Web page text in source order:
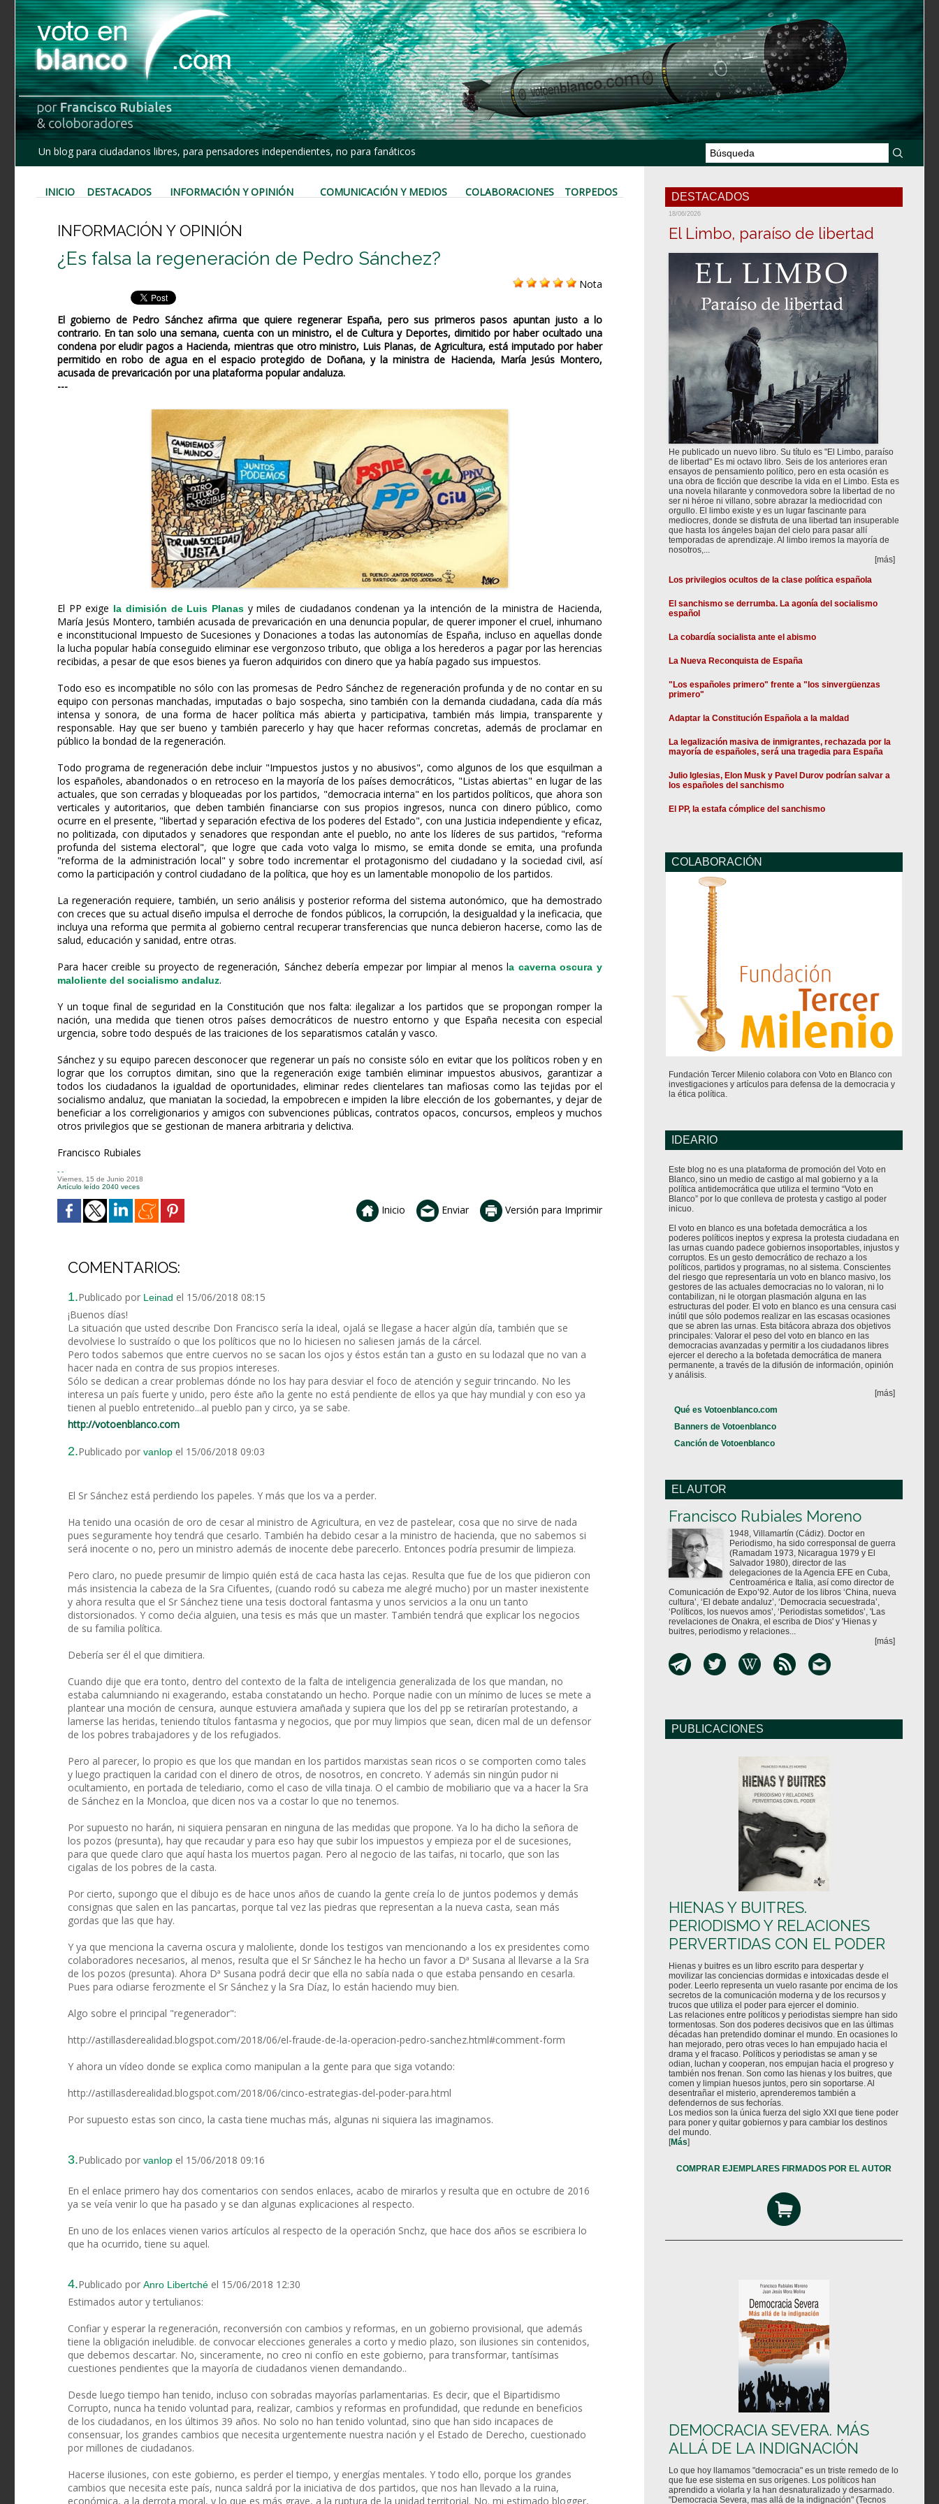
Un blog para ciudadanos libres, para pensadores independientes, no para fanáticos
INICIO DESTACADOS INFORMACIÓN Y OPINIÓN COMUNICACIÓN Y MEDIOS COLABORACIONES TORPEDOS
INFORMACIÓN Y OPINIÓN
¿Es falsa la regeneración de Pedro Sánchez?
Nota
El gobierno de Pedro Sánchez afirma que quiere regenerar España, pero sus primeros pasos apuntan justo a lo
contrario. En tan solo una semana, cuenta con un ministro, el de Cultura y Deportes, dimitido por haber ocultado una
condena por eludir pagos a Hacienda, mientras que otro ministro, Luis Planas, de Agricultura, está imputado por haber
permitido en robo de agua en el espacio protegido de Doñana, y la ministra de Hacienda, María Jesús Montero,
acusada de prevaricación por una plataforma popular andaluza.
---
El PP exige la dimisión de Luis Planasy miles de ciudadanos condenan ya la intención de la ministra de Hacienda,
María Jesús Montero, también acusada de prevaricación en una denuncia popular, de querer imponer el cruel, inhumano
e inconstitucional Impuesto de Sucesiones y Donaciones a todas las autonomías de España, incluso en aquellas donde
la lucha popular había conseguido eliminar ese vergonzoso tributo, que obliga a los herederos a pagar por las herencias
recibidas, a pesar de que esos bienes ya fueron adquiridos con dinero que ya había pagado sus impuestos.
Todo eso es incompatible no sólo con las promesas de Pedro Sánchez de regeneración profunda y de no contar en su
equipo con personas manchadas, imputadas o bajo sospecha, sino también con la demanda ciudadana, cada día más
intensa y sonora, de una forma de hacer política más abierta y participativa, también más limpia, transparente y
responsable. Hay que ser bueno y también parecerlo y hay que hacer reformas concretas, además de proclamar en
público la bondad de la regeneración.
Todo programa de regeneración debe incluir "Impuestos justos y no abusivos", como algunos de los que esquilman a
los españoles, abandonados o en retroceso en la mayoría de los países democráticos, "Listas abiertas" en lugar de las
actuales, que son cerradas y bloqueadas por los partidos, "democracia interna" en los partidos políticos, que ahora son
verticales y autoritarios, que deben también financiarse con sus propios ingresos, nunca con dinero público, como
ocurre en el presente, "libertad y separación efectiva de los poderes del Estado", con una Justicia independiente y eficaz,
no politizada, con diputados y senadores que respondan ante el pueblo, no ante los líderes de sus partidos, "reforma
profunda del sistema electoral", que logre que cada voto valga lo mismo, se emita donde se emita, una profunda
"reforma de la administración local" y sobre todo incrementar el protagonismo del ciudadano y la sociedad civil, así
como la participación y control ciudadano de la política, que hoy es un lamentable monopolio de los partidos.
La regeneración requiere, también, un serio análisis y posterior reforma del sistema autonómico, que ha demostrado
con creces que su actual diseño impulsa el derroche de fondos públicos, la corrupción, la desigualdad y la ineficacia, que
incluya una reforma que permita al gobierno central recuperar transferencias que nunca debieron hacerse, como las de
salud, educación y sanidad, entre otras.
Para hacer creible su proyecto de regeneración, Sánchez debería empezar por limpiar al menos la caverna oscura y
maloliente del socialismo andaluz.
Y un toque final de seguridad en la Constitución que nos falta: ilegalizar a los partidos que se propongan romper la
nación, una medida que tienen otros países democráticos de nuestro entorno y que España necesita con especial
urgencia, sobre todo después de las traiciones de los separatismos catalán y vasco.
Sánchez y su equipo parecen desconocer que regenerar un país no consiste sólo en evitar que los políticos roben y en
lograr que los corruptos dimitan, sino que la regeneración exige también eliminar impuestos abusivos, garantizar a
todos los ciudadanos la igualdad de oportunidades, eliminar redes clientelares tan mafiosas como las tejidas por el
socialismo andaluz, que maniatan la sociedad, la empobrecen e impiden la libre elección de los gobernantes, y dejar de
beneficiar a los correligionarios y amigos con subvenciones públicas, contratos opacos, concursos, empleos y muchos
otros privilegios que se gestionan de manera arbitraria y delictiva.
Francisco Rubiales
- -
Viernes, 15 de Junio 2018
Artículo leído 2040 veces
Inicio Enviar Versión para Imprimir
COMENTARIOS:
1.Publicado por Leinad el 15/06/2018 08:15
¡Buenos días!
La situación que usted describe Don Francisco sería la ideal, ojalá se llegase a hacer algún día, también que se
devolviese lo sustraído o que los políticos que no lo hiciesen no saliesen jamás de la cárcel.
Pero todos sabemos que entre cuervos no se sacan los ojos y éstos están tan a gusto en su lodazal que no van a
hacer nada en contra de sus propios intereses.
Sólo se dedican a crear problemas dónde no los hay para desviar el foco de atención y seguir trincando. No les
interesa un país fuerte y unido, pero éste año la gente no está pendiente de ellos ya que hay mundial y con eso ya
tienen al pueblo entretenido...al pueblo pan y circo, ya se sabe.
http://votoenblanco.com
2.Publicado por vanlop el 15/06/2018 09:03
El Sr Sánchez está perdiendo los papeles. Y más que los va a perder.
Ha tenido una ocasión de oro de cesar al ministro de Agricultura, en vez de pastelear, cosa que no sirve de nada
pues seguramente hoy tendrá que cesarlo. También ha debido cesar a la ministro de hacienda, que no sabemos si
será inocente o no, pero un ministro además de inocente debe parecerlo. Entonces podría presumir de limpieza.
Pero claro, no puede presumir de limpio quién está de caca hasta las cejas. Resulta que fue de los que pidieron con
más insistencia la cabeza de la Sra Cifuentes, (cuando rodó su cabeza me alegré mucho) por un master inexistente
y ahora resulta que el Sr Sánchez tiene una tesis doctoral fantasma y unos servicios a la onu un tanto
distorsionados. Y como dećia alguien, una tesis es más que un master. También tendrá que explicar los negocios
de su familia política.
Debería ser él el que dimitiera.
Cuando dije que era tonto, dentro del contexto de la falta de inteligencia generalizada de los que mandan, no
estaba calumniando ni exagerando, estaba constatando un hecho. Porque nadie con un mínimo de luces se mete a
plantear una moción de censura, aunque estuviera amañada y supiera que los del pp se retirarían protestando, a
lamerse las heridas, teniendo títulos fantasma y negocios, que por muy limpios que sean, dicen mal de un defensor
de los pobres trabajadores y de los refugiados.
Pero al parecer, lo propio es que los que mandan en los partidos marxistas sean ricos o se comporten como tales
y luego practiquen la caridad con el dinero de otros, de nosotros, en concreto. Y además sin ningún pudor ni
ocultamiento, en portada de telediario, como el caso de villa tinaja. O el cambio de mobiliario que va a hacer la Sra
de Sánchez en la Moncloa, que dicen nos va a costar lo que no tenemos.
Por supuesto no harán, ni siquiera pensaran en ninguna de las medidas que propone. Ya lo ha dicho la señora de
los pozos (presunta), hay que recaudar y para eso hay que subir los impuestos y empieza por el de sucesiones,
para que quede claro que aquí hasta los muertos pagan. Pero al negocio de las taifas, ni tocarlo, que son las
cigalas de los pobres de la casta.
Por cierto, supongo que el dibujo es de hace unos años de cuando la gente creía lo de juntos podemos y demás
consignas que salen en las pancartas, porque tal vez las piedras que representan a la nueva casta, sean más
gordas que las que hay.
Y ya que menciona la caverna oscura y maloliente, donde los testigos van mencionando a los ex presidentes como
colaboradores necesarios, al menos, resulta que el Sr Sánchez le ha hecho un favor a Dª Susana al llevarse a la Sra
de los pozos (presunta). Ahora Dª Susana podrá decir que ella no sabía nada o que estaba pensando en cesarla.
Pues para odiarse ferozmente el Sr Sánchez y la Sra Díaz, lo están haciendo muy bien.
Algo sobre el principal "regenerador":
http://astillasderealidad.blogspot.com/2018/06/el-fraude-de-la-operacion-pedro-sanchez.html#comment-form
Y ahora un vídeo donde se explica como manipulan a la gente para que siga votando:
http://astillasderealidad.blogspot.com/2018/06/cinco-estrategias-del-poder-para.html
Por supuesto estas son cinco, la casta tiene muchas más, algunas ni siquiera las imaginamos.
3.Publicado por vanlop el 15/06/2018 09:16
En el enlace primero hay dos comentarios con sendos enlaces, acabo de mirarlos y resulta que en octubre de 2016
ya se veía venir lo que ha pasado y se dan algunas explicaciones al respecto.
En uno de los enlaces vienen varios artículos al respecto de la operación Snchz, que hace dos años se escribiera lo
que ha ocurrido, tiene su aquel.
4.Publicado por Anro Libertché el 15/06/2018 12:30
Estimados autor y tertulianos:
Confiar y esperar la regeneración, reconversión con cambios y reformas, en un gobierno provisional, que además
tiene la obligación ineludible. de convocar elecciones generales a corto y medio plazo, son ilusiones sin contenidos,
que debemos descartar. No, sinceramente, no creo ni confío en este gobierno, para transformar, tantísimas
cuestiones pendientes que la mayoría de ciudadanos vienen demandando..
Desde luego tiempo han tenido, incluso con sobradas mayorías parlamentarias. Es decir, que el Bipartidismo
Corrupto, nunca ha tenido voluntad para, realizar, cambios y reformas en profundidad, que redunde en beneficios
de los ciudadanos, en los últimos 39 años. No solo no han tenido voluntad, sino que han sido incapaces de
consensuar, los grandes cambios que necesita urgentemente nuestra nación y el Estado de Derecho, cuestionado
por millones de ciudadanos.
Hacerse ilusiones, con este gobierno, es perder el tiempo, y energías mentales. Y todo ello, porque los grandes
cambios que necesita este país, nunca saldrá por la iniciativa de dos partidos, que nos han llevado a la ruina,
económica, a la derrota moral, y lo que es más grave, a la ruptura de la unidad territorial. No. mi estimado blogger,
DESTACADOS
18/06/2026
El Limbo, paraíso de libertad
He publicado un nuevo libro. Su título es "El Limbo, paraíso
de libertad" Es mi octavo libro. Seis de los anteriores eran
ensayos de pensamiento político, pero en esta ocasión es
una obra de ficción que describe la vida en el Limbo. Esta es
una novela hilarante y conmovedora sobre la libertad de no
ser ni héroe ni villano, sobre abrazar la mediocridad con
orgullo. El limbo existe y es un lugar fascinante para
mediocres, donde se disfruta de una libertad tan insuperable
que hasta los ángeles bajan del cielo para pasar allí
temporadas de aprendizaje. Al limbo iremos la mayoría de
nosotros,...
[más]
Los privilegios ocultos de la clase política española
El sanchismo se derrumba. La agonía del socialismo
español
La cobardía socialista ante el abismo
La Nueva Reconquista de España
"Los españoles primero" frente a "los sinvergüenzas
primero"
Adaptar la Constitución Española a la maldad
La legalización masiva de inmigrantes, rechazada por la
mayoría de españoles, será una tragedia para España
Julio Iglesias, Elon Musk y Pavel Durov podrían salvar a
los españoles del sanchismo
El PP, la estafa cómplice del sanchismo
COLABORACIÓN
Fundación Tercer Milenio colabora con Voto en Blanco con
investigaciones y artículos para defensa de la democracia y
la ética política.
IDEARIO
Este blog no es una plataforma de promoción del Voto en
Blanco, sino un medio de castigo al mal gobierno y a la
política antidemocrática que utiliza el termino “Voto en
Blanco” por lo que conlleva de protesta y castigo al poder
inicuo.
El voto en blanco es una bofetada democrática a los
poderes políticos ineptos y expresa la protesta ciudadana en
las urnas cuando padece gobiernos insoportables, injustos y
corruptos. Es un gesto democrático de rechazo a los
políticos, partidos y programas, no al sistema. Conscientes
del riesgo que representaría un voto en blanco masivo, los
gestores de las actuales democracias no lo valoran, ni lo
contabilizan, ni le otorgan plasmación alguna en las
estructuras del poder. El voto en blanco es una censura casi
inútil que sólo podemos realizar en las escasas ocasiones
que se abren las urnas. Esta bitácora abraza dos objetivos
principales: Valorar el peso del voto en blanco en las
democracias avanzadas y permitir a los ciudadanos libres
ejercer el derecho a la bofetada democrática de manera
permanente, a través de la difusión de información, opinión
y análisis.
[más]
Qué es Votoenblanco.com
Banners de Votoenblanco
Canción de Votoenblanco
EL AUTOR
Francisco Rubiales Moreno
1948, Villamartín (Cádiz). Doctor en
Periodismo, ha sido corresponsal de guerra
(Ramadam 1973, Nicaragua 1979 y El
Salvador 1980), director de las
delegaciones de la Agencia EFE en Cuba,
Centroamérica e Italia, así como director de
Comunicación de Expo’92. Autor de los libros ‘China, nueva
cultura’, ‘El debate andaluz’, ‘Democracia secuestrada’,
‘Políticos, los nuevos amos’, ‘Periodistas sometidos’, 'Las
revelaciones de Onakra, el escriba de Dios' y 'Hienas y
buitres, periodismo y relaciones...
[más]
PUBLICACIONES
HIENAS Y BUITRES.
PERIODISMO Y RELACIONES
PERVERTIDAS CON EL PODER
Hienas y buitres es un libro escrito para despertar y
movilizar las conciencias dormidas e intoxicadas desde el
poder. Leerlo representa un vuelo rasante por encima de los
secretos de la comunicación moderna y de los recursos y
trucos que utiliza el poder para ejercer el dominio.
Las relaciones entre políticos y periodistas siempre han sido
tormentosas. Son dos poderes decisivos que en las últimas
décadas han pretendido dominar el mundo. En ocasiones lo
han mejorado, pero otras veces lo han empujado hacia el
drama y el fracaso. Políticos y periodistas se aman y se
odian, luchan y cooperan, nos empujan hacia el progreso y
también nos frenan. Son como las hienas y los buitres, que
comen y limpian huesos juntos, pero sin soportarse. Al
desentrañar el misterio, aprenderemos también a
defendernos de sus fechorías.
Los medios son la única fuerza del siglo XXI que tiene poder
para poner y quitar gobiernos y para cambiar los destinos
del mundo.
[Más]
COMPRAR EJEMPLARES FIRMADOS POR EL AUTOR
DEMOCRACIA SEVERA. MÁS
ALLÁ DE LA INDIGNACIÓN
Lo que hoy llamamos "democracia" es un triste remedo de lo
que fue ese sistema en sus orígenes. Los políticos han
aprendido a violarla y la han desnaturalizado y desarmado.
"Democracia Severa, mas allá de la indignación" (Tecnos